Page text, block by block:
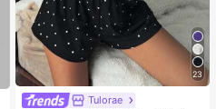
23
Tulorae